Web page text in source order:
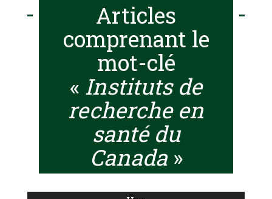
Articles
comprenant le
mot-clé
« Instituts de
recherche en
santé du
Canada »